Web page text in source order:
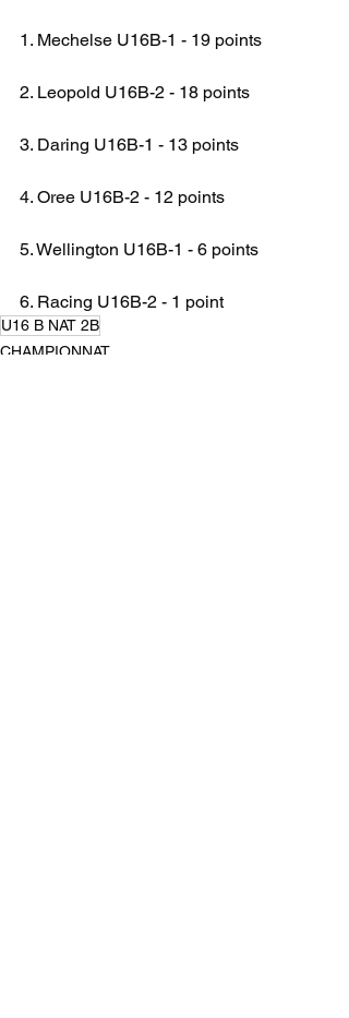
1. Mechelse U16B-1 - 19 points
2. Leopold U16B-2 - 18 points
3. Daring U16B-1 - 13 points
4. Oree U16B-2 - 12 points
5. Wellington U16B-1 - 6 points
6. Racing U16B-2 - 1 point
U16 B NAT 2B
CHAMPIONNAT